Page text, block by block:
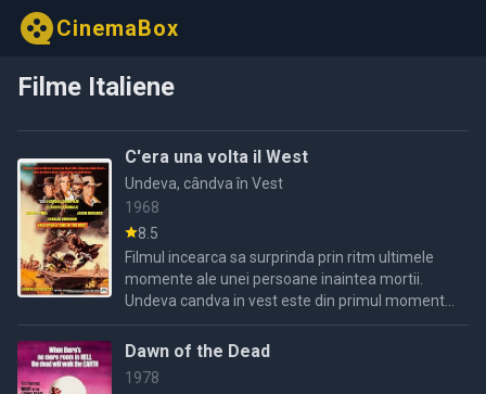
CinemaBox
Filme Italiene
C'era una volta il West
Undeva, cândva în Vest
1968
8.5
Filmul incearca sa surprinda prin ritm ultimele
momente ale unei persoane inaintea mortii.
Undeva candva in vest este din primul moment
pana la final un dans al mortii.
Dawn of the Dead
1978